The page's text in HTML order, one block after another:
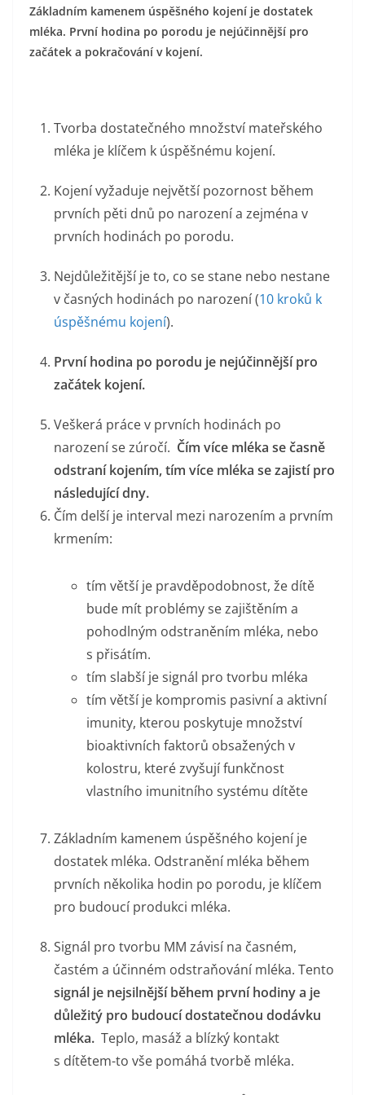
Základním kamenem úspěšného kojení je dostatek
mléka. První hodina po porodu je nejúčinnější pro
začátek a pokračování v kojení.
Tvorba dostatečného množství mateřského
mléka je klíčem k úspěšnému kojení.
Kojení vyžaduje největší pozornost během
prvních pěti dnů po narození a zejména v
prvních hodinách po porodu.
Nejdůležitější je to, co se stane nebo nestane
v časných hodinách po narození (10 kroků k
úspěšnému kojení).
První hodina po porodu je nejúčinnější pro
začátek kojení.
Veškerá práce v prvních hodinách po
narození se zúročí. Čím více mléka se časně
odstraní kojením, tím více mléka se zajistí pro
následující dny.
Čím delší je interval mezi narozením a prvním
krmením:
tím větší je pravděpodobnost, že dítě
bude mít problémy se zajištěním a
pohodlným odstraněním mléka, nebo
s přisátím.
tím slabší je signál pro tvorbu mléka
tím větší je kompromis pasivní a aktivní
imunity, kterou poskytuje množství
bioaktivních faktorů obsažených v
kolostru, které zvyšují funkčnost
vlastního imunitního systému dítěte
Základním kamenem úspěšného kojení je
dostatek mléka. Odstranění mléka během
prvních několika hodin po porodu, je klíčem
pro budoucí produkci mléka.
Signál pro tvorbu MM závisí na časném,
častém a účinném odstraňování mléka. Tento
signál je nejsilnější během první hodiny a je
důležitý pro budoucí dostatečnou dodávku
mléka. Teplo, masáž a blízký kontakt
s dítětem-to vše pomáhá tvorbě mléka.